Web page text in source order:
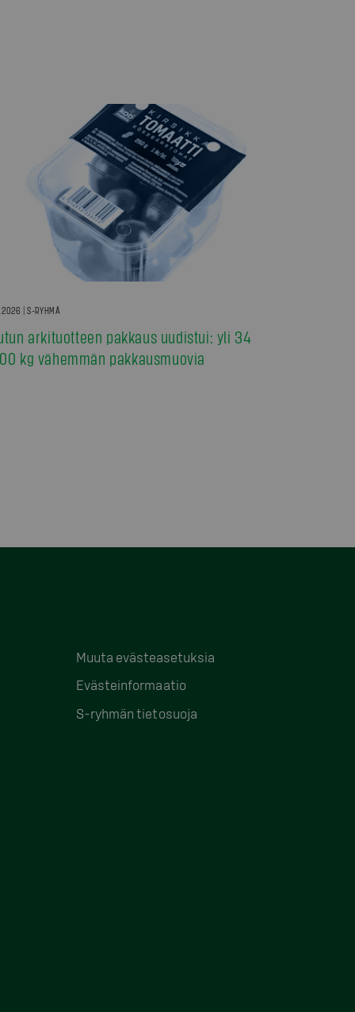
| S-RYHMÄ
arkituotteen pakkaus uudistui: yli 34
kg vähemmän pakkausmuovia
Muuta evästeasetuksia
Evästeinformaatio
S-ryhmän tietosuoja